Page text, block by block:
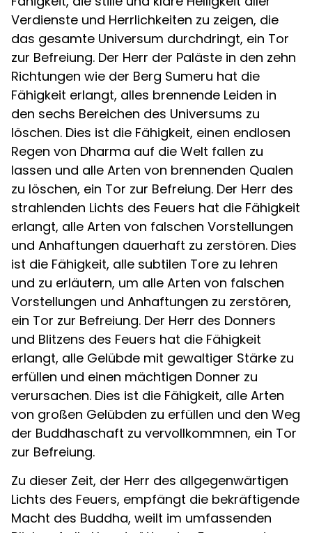
Verdienste und Herrlichkeiten zu zeigen, die
das gesamte Universum durchdringt, ein Tor
zur Befreiung. Der Herr der Paläste in den zehn
Richtungen wie der Berg Sumeru hat die
Fähigkeit erlangt, alles brennende Leiden in
den sechs Bereichen des Universums zu
löschen. Dies ist die Fähigkeit, einen endlosen
Regen von Dharma auf die Welt fallen zu
lassen und alle Arten von brennenden Qualen
zu löschen, ein Tor zur Befreiung. Der Herr des
strahlenden Lichts des Feuers hat die Fähigkeit
erlangt, alle Arten von falschen Vorstellungen
und Anhaftungen dauerhaft zu zerstören. Dies
ist die Fähigkeit, alle subtilen Tore zu lehren
und zu erläutern, um alle Arten von falschen
Vorstellungen und Anhaftungen zu zerstören,
ein Tor zur Befreiung. Der Herr des Donners
und Blitzens des Feuers hat die Fähigkeit
erlangt, alle Gelübde mit gewaltiger Stärke zu
erfüllen und einen mächtigen Donner zu
verursachen. Dies ist die Fähigkeit, alle Arten
von großen Gelübden zu erfüllen und den Weg
der Buddhaschaft zu vervollkommnen, ein Tor
zur Befreiung.
Zu dieser Zeit, der Herr des allgegenwärtigen
Lichts des Feuers, empfängt die bekräftigende
Macht des Buddha, weilt im umfassenden